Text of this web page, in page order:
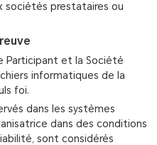
sociétés prestataires ou
Participant et la Société
informatiques de la
foi.
dans les systèmes
dans des conditions
sont considérés